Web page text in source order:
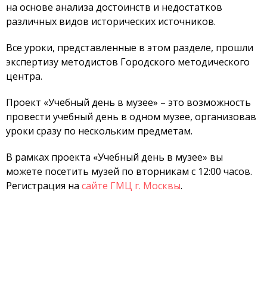
на основе анализа достоинств и недостатков
различных видов исторических источников.
Все уроки, представленные в этом разделе, прошли
экспертизу методистов Городского методического
центра.
Проект «Учебный день в музее» – это возможность
провести учебный день в одном музее, организовав
уроки сразу по нескольким предметам.
В рамках проекта «Учебный день в музее» вы
можете посетить музей по вторникам с 12:00 часов.
Регистрация на сайте ГМЦ г. Москвы.